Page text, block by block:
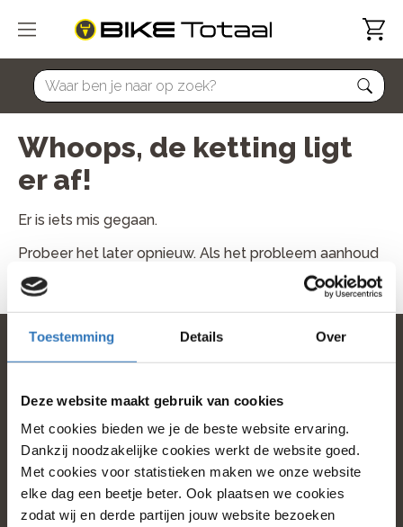
Toestemming Details Over
Deze website maakt gebruik van cookies
Met cookies bieden we je de beste website ervaring.
Dankzij noodzakelijke cookies werkt de website goed.
Met cookies voor statistieken maken we onze website
elke dag een beetje beter. Ook plaatsen we cookies
zodat wij en derde partijen jouw website bezoeken
home
Whoops, de ketting ligt
er af!
Er is iets mis gegaan.
Probeer het later opnieuw. Als het probleem aanhoud
neem dan contact met ons op.
home
Populaire categorieën
Onze service
Klantenservice